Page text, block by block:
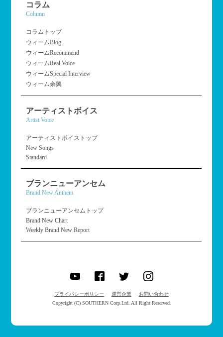
コラム
Column
コラムトップ
ウィームBlog
ウィームRecommend
ウィームReal Voice
ウィームSpecial Interview
ウィーム余興
アーティストボイス
Artist Voice
アーティストボイストップ
New Songs
Standard
ブランニューアンセム
Brand New Anthem
ブランニューアンセムトップ
Brand New Chart
Weekly Brand New Report
プライバシーポリシー 運営企業
お問い合わせ
Copyright (C) SOUTHERN Corp.Ltd. All Right Reserved.